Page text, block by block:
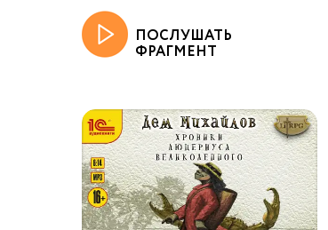
ПОСЛУШАТЬ
ФРАГМЕНТ